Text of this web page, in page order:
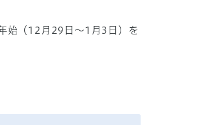
始（12月29日～1月3日）を